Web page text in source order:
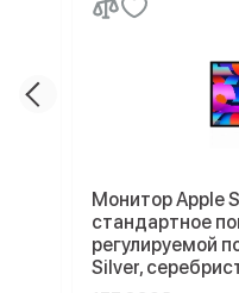
Монитор Apple
стандартное
регулируемой
Silver,